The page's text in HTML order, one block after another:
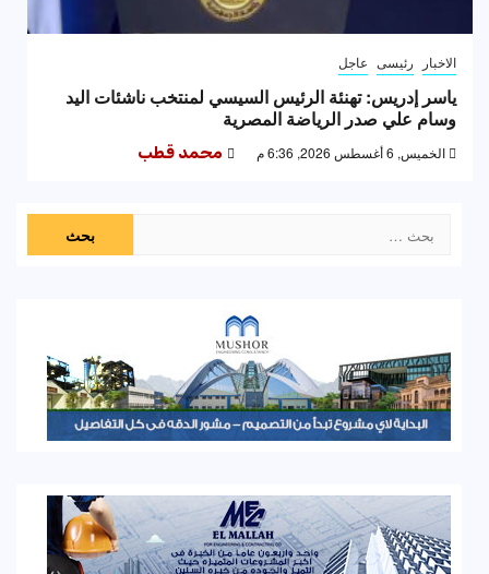
الاخبار رئيسى عاجل
ياسر إدريس: تهنئة الرئيس السيسي لمنتخب ناشئات اليد
وسام علي صدر الرياضة المصرية
الخميس, 6 أغسطس 2026, 6:36 م محمد قطب
عن: